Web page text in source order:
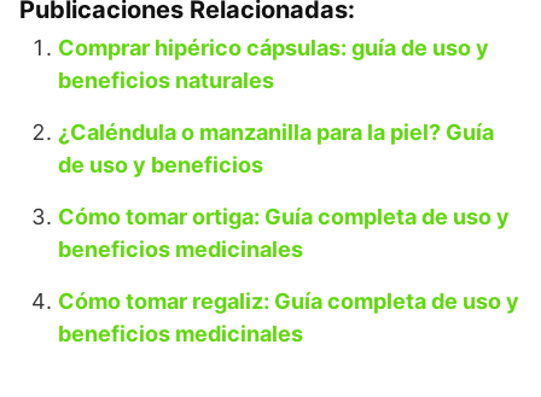
Publicaciones Relacionadas:
Comprar hipérico cápsulas: guía de uso y
beneficios naturales
¿Caléndula o manzanilla para la piel? Guía
de uso y beneficios
Cómo tomar ortiga: Guía completa de uso y
beneficios medicinales
Cómo tomar regaliz: Guía completa de uso y
beneficios medicinales